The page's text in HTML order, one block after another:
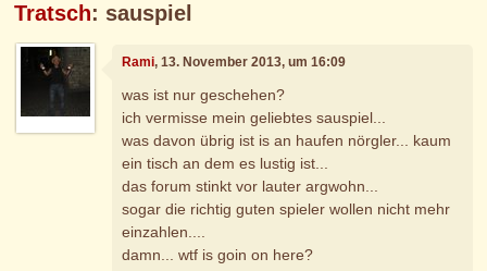
Tratsch: sauspiel
Rami, 13. November 2013, um 16:09
was ist nur geschehen?
ich vermisse mein geliebtes sauspiel...
was davon übrig ist is an haufen nörgler... kaum
ein tisch an dem es lustig ist...
das forum stinkt vor lauter argwohn...
sogar die richtig guten spieler wollen nicht mehr
einzahlen....
damn... wtf is goin on here?